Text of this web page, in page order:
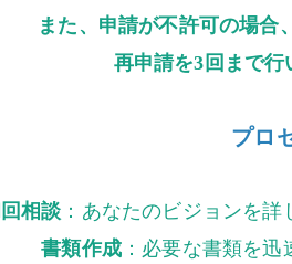
また、申請が不許可の場合
再申請を3回まで行
プロ
相談 ：あなたのビジョンを
書類作成 ：必要な書類を